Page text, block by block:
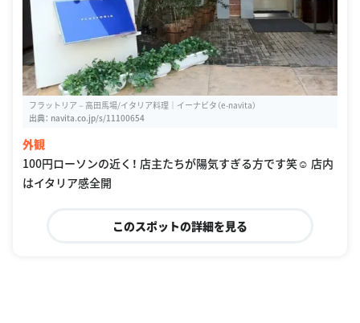
フラットリア－高田馬場/イタリア料理｜イーナビタ（e-navita）
出典： navita.co.jp/s/11100654
外観
100円ローソンの近く！ 店主たちが陽気すぎる方です笑☺️ 店内
はイタリア感全開
このスポットの詳細を見る